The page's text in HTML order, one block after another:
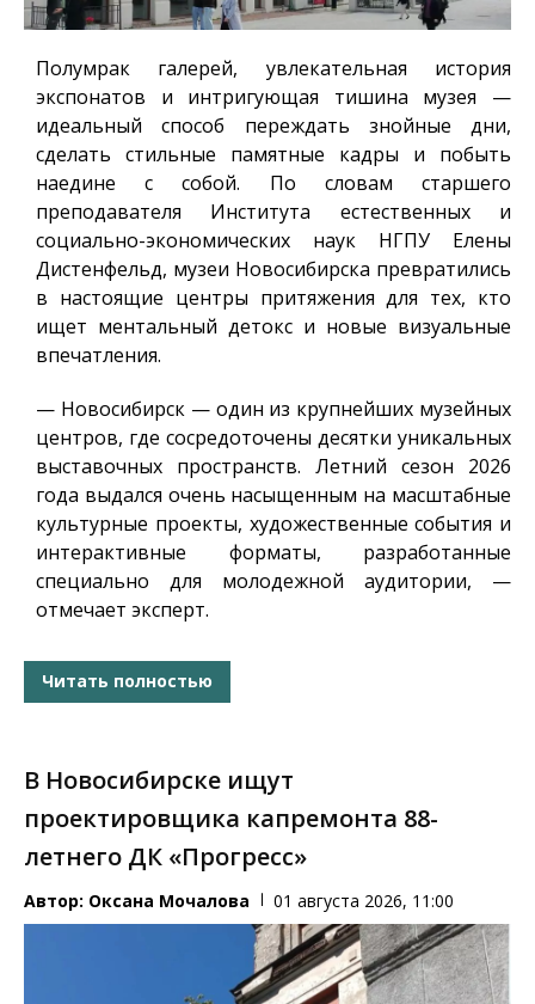
Полумрак галерей, увлекательная история
экспонатов и интригующая тишина музея —
идеальный способ переждать знойные дни,
сделать стильные памятные кадры и побыть
наедине с собой. По словам старшего
преподавателя Института естественных и
социально-экономических наук НГПУ Елены
Дистенфельд, музеи Новосибирска превратились
в настоящие центры притяжения для тех, кто
ищет ментальный детокс и новые визуальные
впечатления.
— Новосибирск — один из крупнейших музейных
центров, где сосредоточены десятки уникальных
выставочных пространств. Летний сезон 2026
года выдался очень насыщенным на масштабные
культурные проекты, художественные события и
интерактивные форматы, разработанные
специально для молодежной аудитории, —
отмечает эксперт.
Читать полностью
В Новосибирске ищут
проектировщика капремонта 88-
летнего ДК «Прогресс»
Автор: Оксана Мочалова 01 августа 2026, 11:00